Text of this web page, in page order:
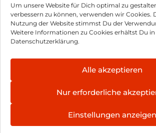
Um unsere Website für Dich optimal zu
verbessern zu können, verwenden wir Cookies.
Nutzung der Website stimmst Du der
Weitere Informationen zu Cookies erhältst Du
Datenschutzerklärung.
Alle akzeptieren
Nur erforderliche
Einstellungen anzeigen
Impressum
Hinweis zur Batterieentsorgung
Newsletter